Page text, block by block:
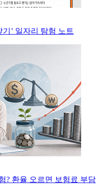
’ 일자리 탐험 노트
? 환율 오르면 보험료 부담